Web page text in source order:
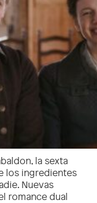
la sexta
los ingredientes
Nuevas
romance dual